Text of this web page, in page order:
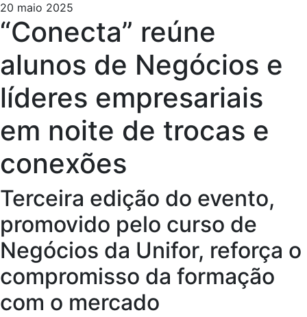
20 maio 2025
“Conecta” reúne
alunos de Negócios e
líderes empresariais
em noite de trocas e
conexões
Terceira edição do evento,
promovido pelo curso de
Negócios da Unifor, reforça o
compromisso da formação
com o mercado